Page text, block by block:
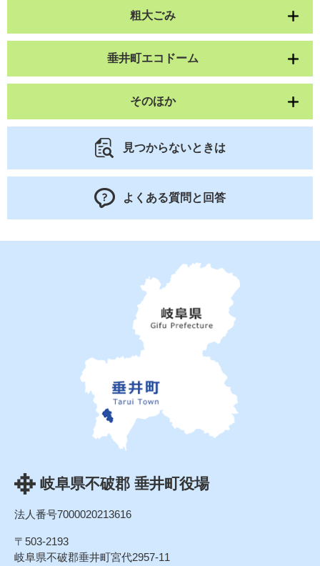
粗大ごみ
垂井町エコドーム
そのほか
見つからないときは
よくある質問と回答
岐阜県不破郡 垂井町役場
法人番号7000020213616
〒503-2193
岐阜県不破郡垂井町宮代2957-11